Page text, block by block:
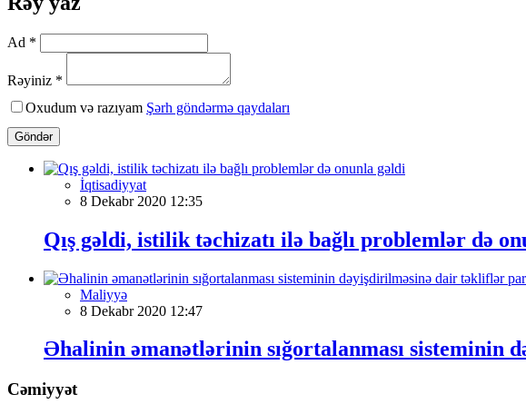
Ad *
Rəyiniz *
Oxudum və razıyam Şərh göndərmə qaydaları
Göndər
İqtisadiyyat
8 Dekabr 2020 12:35
Qış gəldi, istilik təchizatı ilə bağlı problemlər də
Maliyyə
8 Dekabr 2020 12:47
Əhalinin əmanətlərinin sığortalanması
Cəmiyyət